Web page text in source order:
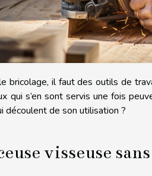
bricolage, il faut des outils de
qui s’en sont servis une fois
découlent de son utilisation ?
visseuse